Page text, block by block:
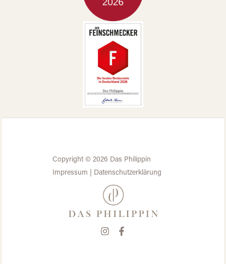
Copyright © 2026 Das Philippin
Impressum
Datenschutzerklärung